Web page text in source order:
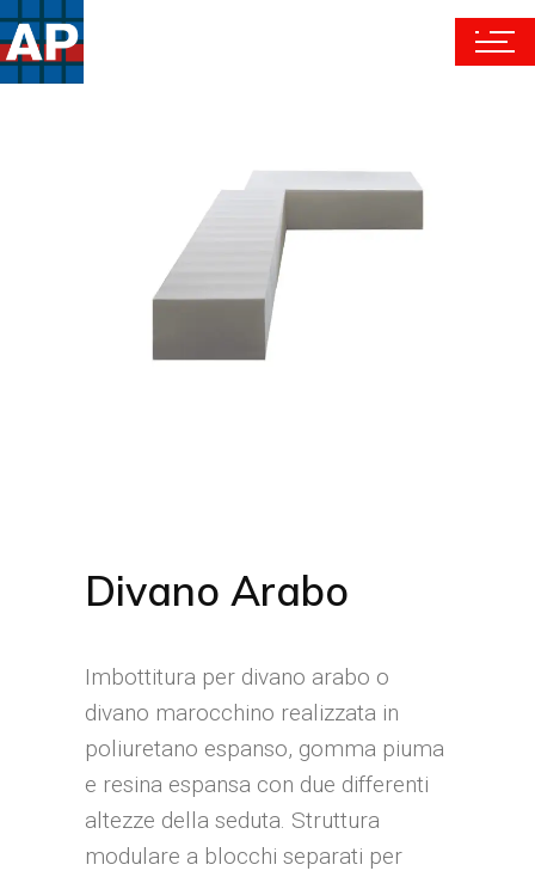
Divano Arabo
Imbottitura per divano arabo o
divano marocchino realizzata in
poliuretano espanso, gomma piuma
e resina espansa con due differenti
altezze della seduta. Struttura
modulare a blocchi separati per